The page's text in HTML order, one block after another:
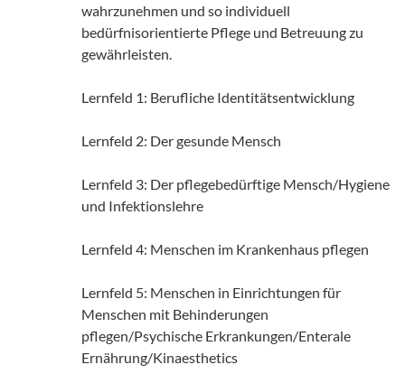
wahrzunehmen und so individuell
bedürfnisorientierte Pflege und Betreuung zu
gewährleisten.
Lernfeld 1: Berufliche Identitätsentwicklung
Lernfeld 2: Der gesunde Mensch
Lernfeld 3: Der pflegebedürftige Mensch/Hygiene
und Infektionslehre
Lernfeld 4: Menschen im Krankenhaus pflegen
Lernfeld 5: Menschen in Einrichtungen für
Menschen mit Behinderungen
pflegen/Psychische Erkrankungen/Enterale
Ernährung/Kinaesthetics